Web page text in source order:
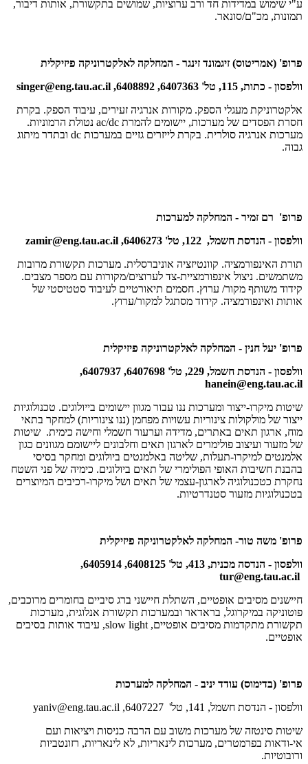
ע"י שימוש במדידות חד ורב ערוציות, שמושים בתקשורת, אותות דיבור,
תמונות, מכ"ם/סונאר.
פרופ' (אמריטוס) זיגמונד זינגר - המחלקה לאלקטרוניקה פיזיקלית
וולפסון - כתות, 115, טל' 6407363, 6408892,
singer@eng.tau.ac.il
אלקטרוניקת מעגלי הספק. מקורות אנרגיה זעירים, עיבוד הספק. בקרת
חסרת הפסדים של מערכות, יישומים להמרת ac/dc נטולת הרמוניות.
מערכות אנרגיה סולרית. בקרת לייזרים גזיים במערכות dc ובתדר מיתוג
גבוה.
פרופ' רם זמיר - המחלקה למערכות
וולפסון - הנדסת חשמל, 122, טל' 6406273,
zamir@eng.tau.ac.il
תורת האינפורמציה. קוונטיזציה אוניברסלית. מערכות תקשורת מרובות
משתמשים. ניצול אינפורמציית-צד לערוצים/מקורות עם מספר מצבים.
קידוד משותף מקור/ ערוץ. חסמים תיאורטיים לעיבוד סטטיסטי של
אותות ואינפורמציה. קידוד מסתגל למקור/ערוץ.
פרופ' יעל חנין - המחלקה לאלקטרוניקה פיזיקלית
וולפסון - הנדסת חשמל, 229, טל' 6407698, 6407937,
hanein@eng.tau.ac.il
שיטות מיקרו-ייצור ומערכות ננו עבור מגוון יישומים בייולוגים. טכנולוגיות
ייצור של מולקולות צינוריות עשויות מפחמן (ננו צינוריות) למחקר בתאי
מוח, ארגון תאים באתרים, מדידה וערעור חשמלי וחישה כימית. שיטות
של מזעור ועיצוב פולימרים לארגון תאים וחלבונים ליישומם מגוונים כגון
אלמנטים למיקרו-תעלות, שליטה באלמנטים ביולוגים ומחקר בסיסי
בהבנת חשיבות האופי הפולימרי של תאים ביולוגים. כימיה של פני השטח
נחקרת כטכנולוגיה לארגון-עצמי של תאים ושל מיקרו-רכיבים המיוצרים
בטכנולוגיות מזעור סטנדרטיות.
פרופ' משה טור- המחלקה לאלקטרוניקה פיזיקלית
וולפסון - הנדסה מכנית, 413, טל' 6408125, 6405914,
tur@eng.tau.ac.il
חיישנים מסיבים אופטיים, השתלת חיישני ברג סיביים בחומרים מרוכבים,
פוטוניקה במיקרוגל, בראדאר ובמערכות תקשורת אנלוגית, מערכות
תקשורת מתקדמות מסיבים אופטיים, slow light, עיבוד אותות בסיבים
אופטיים.
פרופ' (בדימוס) עודד יניב - המחלקה למערכות
וולפסון - הנדסת חשמל, 141, טל' 6407227,
yaniv@eng.tau.ac.il
שיטות סינטזה של מערכות משוב עם הרבה כניסות ויציאות ועם
אי-ודאות בפרמטרים, מערכות לינאריות, לא לינאריות, רזונטביות
ורובוטיות.